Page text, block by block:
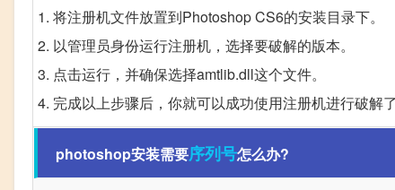
1. 将注册机文件放置到Photoshop CS6的安装目录下。
2. 以管理员身份运行注册机，选择要破解的版本。
3. 点击运行，并确保选择amtlib.dll这个文件。
4. 完成以上步骤后，你就可以成功使用注册机进行破解了
photoshop安装需要序列号怎么办?